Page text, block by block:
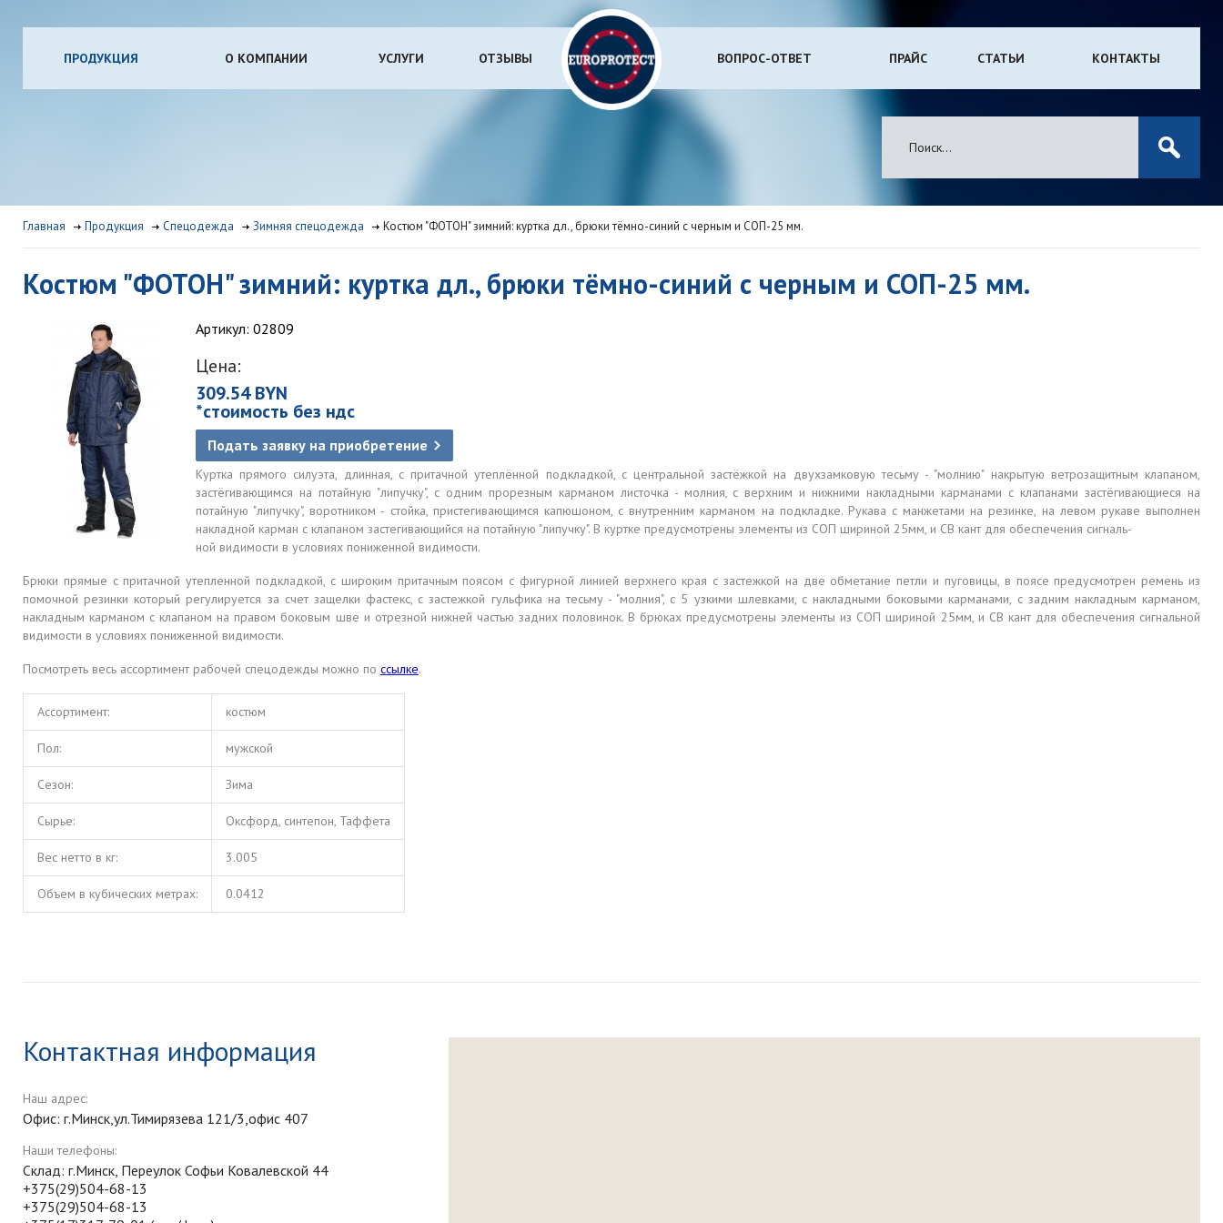
ПРОДУКЦИЯ О КОМПАНИИ УСЛУГИ ОТЗЫВЫ ВОПРОС-ОТВЕТ ПРАЙС СТАТЬИ КОНТАКТЫ
Главная Продукция Спецодежда Зимняя спецодежда Костюм "ФОТОН" зимний: куртка дл., брюки тёмно-синий с черным и СОП-25 мм.
Костюм "ФОТОН" зимний: куртка дл., брюки тёмно-синий с черным и СОП-25 мм.
Артикул: 02809
Цена:
309.54 BYN
*стоимость без ндс
Подать заявку на приобретение
Куртка прямого силуэта, длинная, с притачной утеплённой подкладкой, с центральной застёжкой на двухзамковую тесьму - "молнию" накрытую ветрозащитным клапаном,
застёгивающимся на потайную "липучку", с одним прорезным карманом листочка - молния, с верхним и нижними накладными карманами с клапанами застёгивающиеся на
потайную "липучку", воротником - стойка, пристегивающимся капюшоном, с внутренним карманом на подкладке. Рукава с манжетами на резинке, на левом рукаве выполнен
накладной карман с клапаном застегивающийся на потайную "липучку". В куртке предусмотрены элементы из СОП шириной 25мм, и СВ кант для обеспечения сигналь-
ной видимости в условиях пониженной видимости.
Брюки прямые с притачной утепленной подкладкой, с широким притачным поясом с фигурной линией верхнего края с застежкой на две обметание петли и пуговицы, в поясе предусмотрен ремень из
помочной резинки который регулируется за счет защелки фастекс, с застежкой гульфика на тесьму - "молния", с 5 узкими шлевками, с накладными боковыми карманами, с задним накладным карманом,
накладным карманом с клапаном на правом боковым шве и отрезной нижней частью задних половинок. В брюках предусмотрены элементы из СОП шириной 25мм, и СВ кант для обеспечения сигнальной
видимости в условиях пониженной видимости.
Посмотреть весь ассортимент рабочей спецодежды можно по ссылке.
Ассортимент: костюм
Пол: мужской
Сезон: Зима
Сырье: Оксфорд, синтепон, Таффета
Вес нетто в кг: 3.005
Объем в кубических метрах: 0.0412
Контактная информация
Наш адрес:
Офис: г.Минск,ул.Тимирязева 121/3,офис 407
Наши телефоны:
Склад: г.Минск, Переулок Софьи Ковалевской 44
+375(29)504-68-13
+375(29)504-68-13